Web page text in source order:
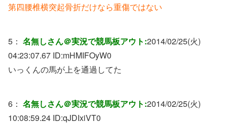
第四腰椎横突起骨折だけなら重傷ではない
5： 名無しさん＠実況で競馬板アウト:2014/02/25(火)
04:23:07.67 ID:mHMIFOyW0
いっくんの馬が上を通過してた
6： 名無しさん＠実況で競馬板アウト:2014/02/25(火)
10:08:59.24 ID:qJDIxiVT0